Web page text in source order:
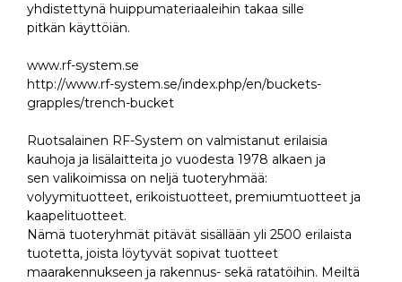
yhdistettynä huippumateriaaleihin takaa sille
pitkän käyttöiän.
www.rf-system.se
http://www.rf-system.se/index.php/en/buckets-
grapples/trench-bucket
Ruotsalainen RF-System on valmistanut erilaisia
kauhoja ja lisälaitteita jo vuodesta 1978 alkaen ja
sen valikoimissa on neljä tuoteryhmää:
volyymituotteet, erikoistuotteet, premiumtuotteet ja
kaapelituotteet.
Nämä tuoteryhmät pitävät sisällään yli 2500 erilaista
tuotetta, joista löytyvät sopivat tuotteet
maarakennukseen ja rakennus- sekä ratatöihin. Meiltä